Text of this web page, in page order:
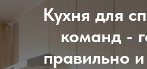
Кухня для
команд -
правильно